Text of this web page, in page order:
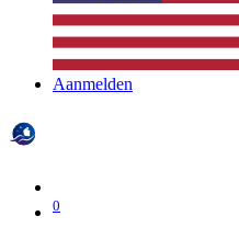
Aanmelden
0